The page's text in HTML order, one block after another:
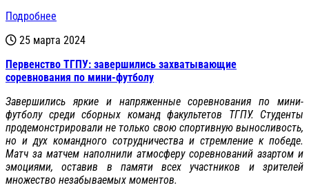
Подробнее
25 марта 2024
Первенство ТГПУ: завершились захватывающие
соревнования по мини-футболу
Завершились яркие и напряженные соревнования по мини-
футболу среди сборных команд факультетов ТГПУ. Студенты
продемонстрировали не только свою спортивную выносливость,
но и дух командного сотрудничества и стремление к победе.
Матч за матчем наполнили атмосферу соревнований азартом и
эмоциями, оставив в памяти всех участников и зрителей
множество незабываемых моментов.